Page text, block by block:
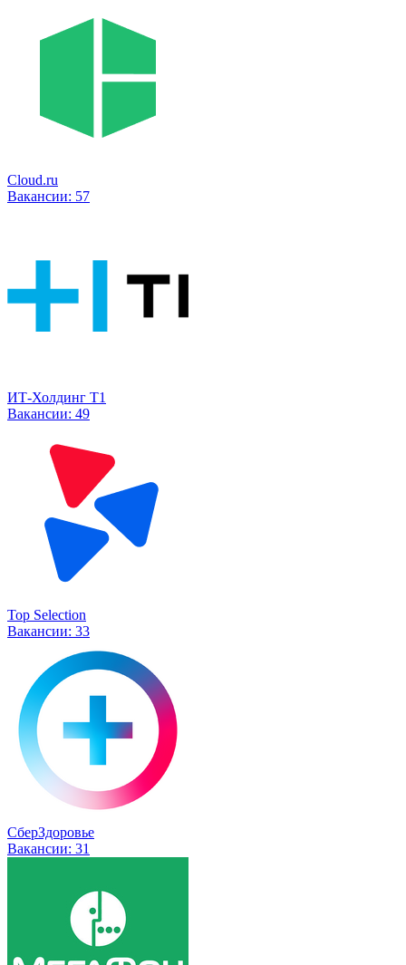
Cloud.ru
Вакансии: 57
ИТ-Холдинг Т1
Вакансии: 49
Top Selection
Вакансии: 33
СберЗдоровье
Вакансии: 31